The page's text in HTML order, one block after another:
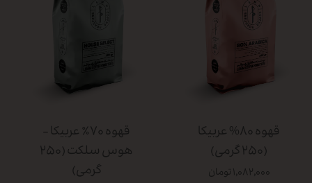
قهوه ۸۰% عربیکا
(۲۵۰ گرمی)
۱,۰۸۲,۰۰۰ تومان
قهوه ۷۰٪ عربیکا -
هوس سلکت (۲۵۰
گرمی)